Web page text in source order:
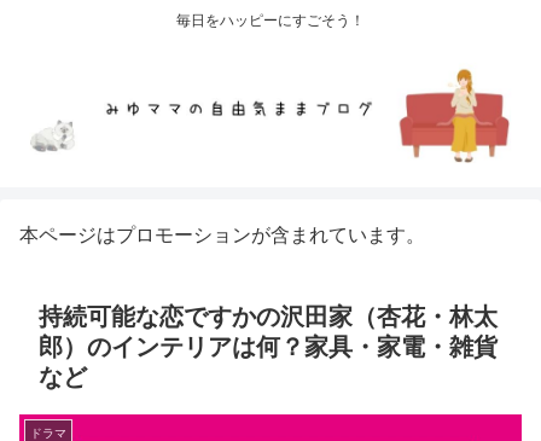
毎日をハッピーにすごそう！
本ページはプロモーションが含まれています。
持続可能な恋ですかの沢田家（杏花・林太
郎）のインテリアは何？家具・家電・雑貨
など
ドラマ